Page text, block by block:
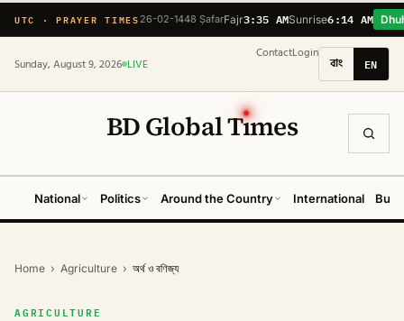
UTC · PRAYER TIMES 26-02-1448 ṢafarFajr3:35 AMSunrise6:14 AM
Sunday, August 9, 2026 LIVE
ContactLogin
বাং EN
BD Global Tımes
National Politics Around the Country International
Home › Agriculture › অর্থ ও বণিজ্য
AGRICULTURE